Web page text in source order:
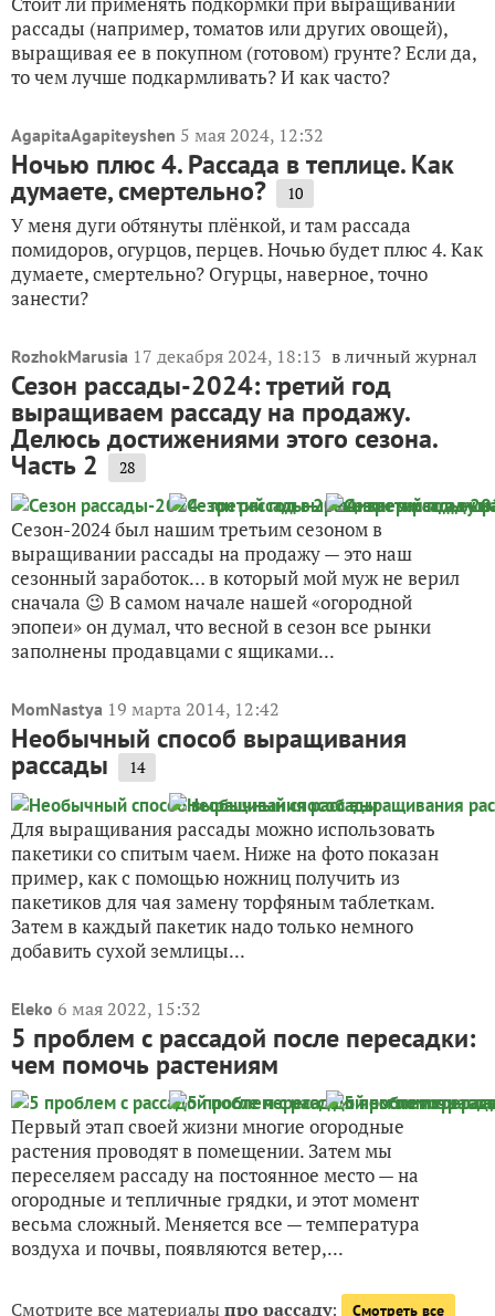
рассады (например, томатов или других овощей),
выращивая ее в покупном (готовом) грунте? Если да,
то чем лучше подкармливать? И как часто?
AgapitaAgapiteyshen 5 мая 2024, 12:32
Ночью плюс 4. Рассада в теплице. Как
думаете, смертельно? 10
У меня дуги обтянуты плёнкой, и там рассада
помидоров, огурцов, перцев. Ночью будет плюс 4. Как
думаете, смертельно? Огурцы, наверное, точно
занести?
RozhokMarusia 17 декабря 2024, 18:13 в личный журнал
Сезон рассады-2024: третий год
выращиваем рассаду на продажу.
Делюсь достижениями этого сезона.
Часть 2 28
Сезон-2024 был нашим третьим сезоном в
выращивании рассады на продажу — это наш
сезонный заработок… в который мой муж не верил
сначала 😉 В самом начале нашей «огородной
эпопеи» он думал, что весной в сезон все рынки
заполнены продавцами с ящиками...
MomNastya 19 марта 2014, 12:42
Необычный способ выращивания
рассады 14
Для выращивания рассады можно использовать
пакетики со спитым чаем. Ниже на фото показан
пример, как с помощью ножниц получить из
пакетиков для чая замену торфяным таблеткам.
Затем в каждый пакетик надо только немного
добавить сухой землицы...
Eleko 6 мая 2022, 15:32
5 проблем с рассадой после пересадки:
чем помочь растениям
Первый этап своей жизни многие огородные
растения проводят в помещении. Затем мы
переселяем рассаду на постоянное место — на
огородные и тепличные грядки, и этот момент
весьма сложный. Меняется все — температура
воздуха и почвы, появляются ветер,...
Смотрите все материалыпро рассаду: Смотреть все